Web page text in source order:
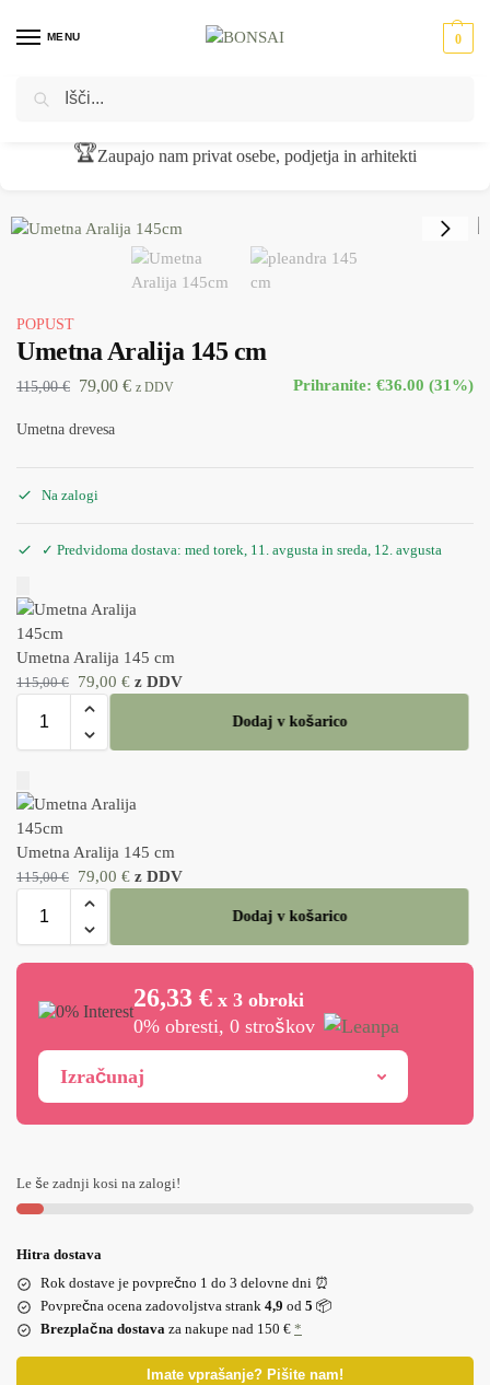
MENU 0
Domov Umetne rastline
🏆Zaupajo nam privat osebe, podjetja in arhitekti
POPUST
Umetna Aralija 145 cm
115,00€ 79,00 € z DDV Prihranite: €36.00 (31%)
Umetna drevesa
Na zalogi
✓ Predvidoma dostava: med torek, 11. avgusta in sreda, 12. avgusta
Umetna Aralija 145 cm
115,00€ 79,00 € z DDV
Dodaj v košarico
Umetna Aralija 145 cm
115,00€ 79,00 € z DDV
Dodaj v košarico
26,33 € x 3 obroki
0% obresti, 0 stroškov
Izračunaj
Le še zadnji kosi na zalogi!
Hitra dostava
Rok dostave je povprečno 1 do 3 delovne dni ⏰
Povprečna ocena zadovoljstva strank 4,9 od 5 📦
Brezplačna dostava za nakupe nad 150 € *
Imate vprašanje? Pišite nam!